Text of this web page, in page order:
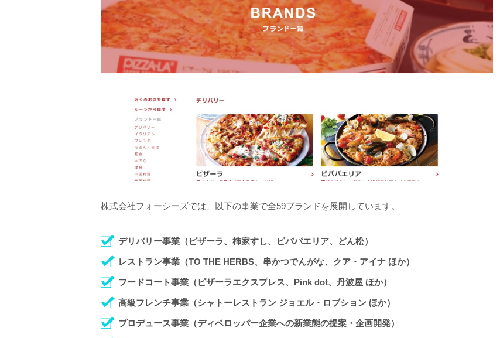
株式会社フォーシーズでは、以下の事業で全59ブランドを展開しています。
デリバリー事業（ピザーラ、柿家すし、ビバパエリア、どん松）
レストラン事業（TO THE HERBS、串かつでんがな、クア・アイナ ほか）
フードコート事業（ピザーラエクスプレス、Pink dot、丹波屋 ほか）
高級フレンチ事業（シャトーレストラン ジョエル・ロブション ほか）
プロデュース事業（ディベロッパー企業への新業態の提案・企画開発）